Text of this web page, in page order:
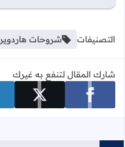
التصنيفات شروحات هاردوير
شارك المقال لتنفع به غيرك
شارك على facebook شارك على x